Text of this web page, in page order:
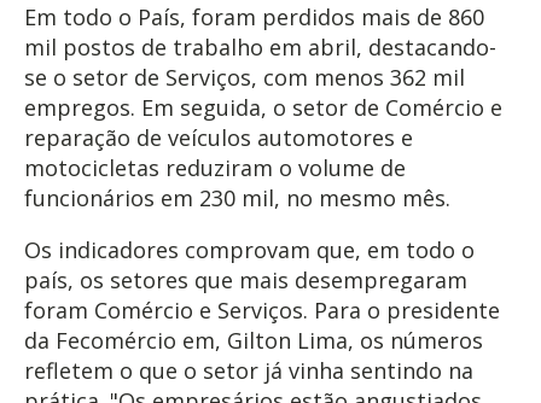
Em todo o País, foram perdidos mais de 860
mil postos de trabalho em abril, destacando-
se o setor de Serviços, com menos 362 mil
empregos. Em seguida, o setor de Comércio e
reparação de veículos automotores e
motocicletas reduziram o volume de
funcionários em 230 mil, no mesmo mês.
Os indicadores comprovam que, em todo o
país, os setores que mais desempregaram
foram Comércio e Serviços. Para o presidente
da Fecomércio em, Gilton Lima, os números
refletem o que o setor já vinha sentindo na